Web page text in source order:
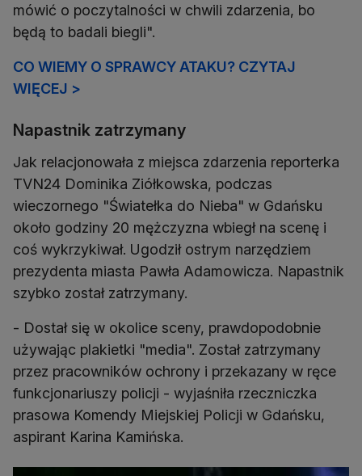
mówić o poczytalności w chwili zdarzenia, bo
będą to badali biegli".
CO WIEMY O SPRAWCY ATAKU? CZYTAJ
WIĘCEJ >
Napastnik zatrzymany
Jak relacjonowała z miejsca zdarzenia reporterka
TVN24 Dominika Ziółkowska, podczas
wieczornego "Światełka do Nieba" w Gdańsku
około godziny 20 mężczyzna wbiegł na scenę i
coś wykrzykiwał. Ugodził ostrym narzędziem
prezydenta miasta Pawła Adamowicza. Napastnik
szybko został zatrzymany.
- Dostał się w okolice sceny, prawdopodobnie
używając plakietki "media". Został zatrzymany
przez pracowników ochrony i przekazany w ręce
funkcjonariuszy policji - wyjaśniła rzeczniczka
prasowa Komendy Miejskiej Policji w Gdańsku,
aspirant Karina Kamińska.